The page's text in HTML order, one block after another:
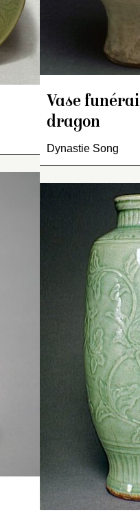
fleurs de
en frise
en un
moulé
Vase
un petit
piriforme
fin.
Décor
tapissé
réserves
l’une
et l’autre
brune.
nue.
Ce vase
des grès
de
Vase
dragon
Dynastie Song